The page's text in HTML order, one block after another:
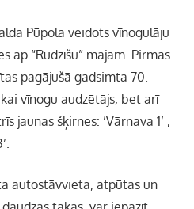
Pūpola veidots vīnogulāju
ap “Rudzīšu” mājām. Pirmās
pagājušā gadsimta 70.
vīnogu audzētājs, bet arī
jaunas šķirnes: ’Vārnava 1’ ,
autostāvvieta, atpūtas un